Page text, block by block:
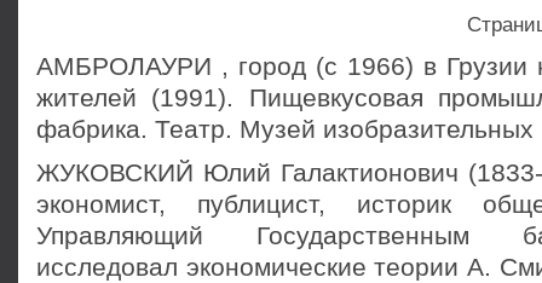
АМБРОЛАУРИ , город (с 1966) в Грузии
жителей (1991). Пищевкусовая
фабрика. Театр. Музей изобразительных
ЖУКОВСКИЙ Юлий Галактионович (1833-
экономист, публицист, историк
Управляющий Государственным
исследовал экономические теории А.